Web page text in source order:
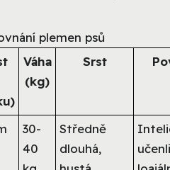
plemen psů
Váha
(kg)
Srst
30-
40
Středně
dlouhá,